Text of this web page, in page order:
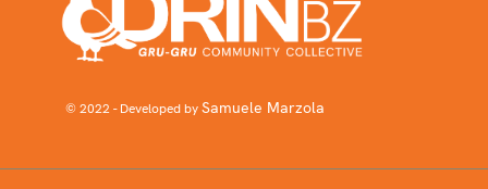
© 2022 - Developed bySamuele Marzola